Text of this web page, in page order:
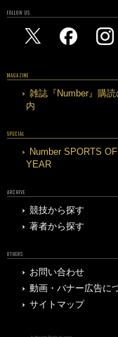
FOLLOW US
MAGAZINE
雑誌『Number』購読
内
SPECIAL
Number SPORTS
YEAR
ARCHIVE
競技から探す
著者から探す
OTHERS
お問い合わせ
動画・バナー広告に
サイトマップ